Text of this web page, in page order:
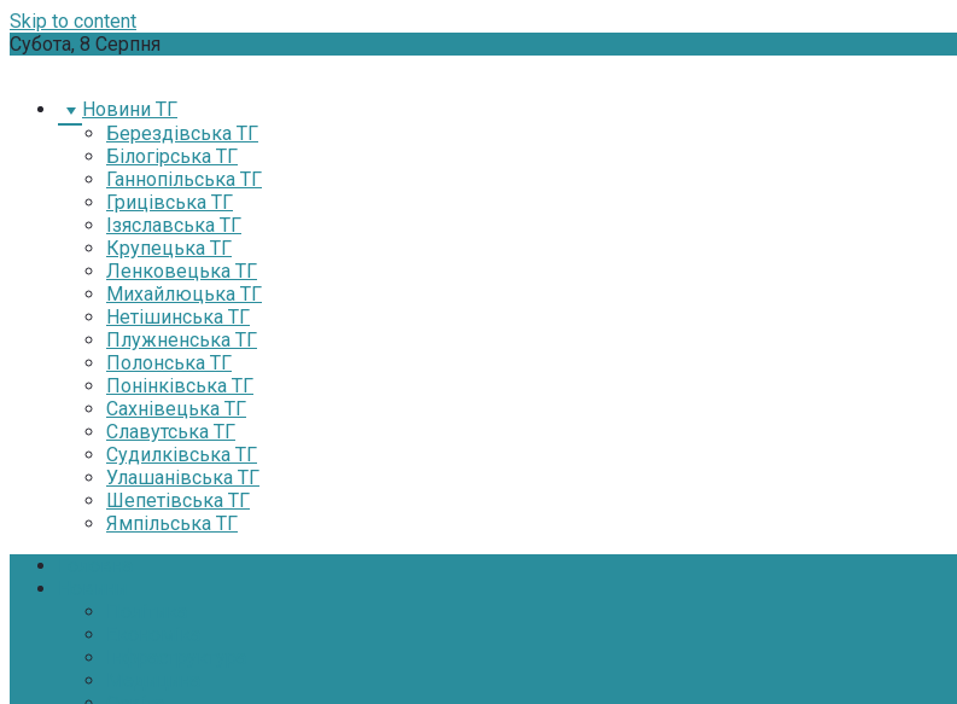
Skip to content
Субота, 8 Серпня
Новини ТГ
Берездівська ТГ
Білогірська ТГ
Ганнопільська ТГ
Грицівська ТГ
Ізяславська ТГ
Крупецька ТГ
Ленковецька ТГ
Михайлюцька ТГ
Нетішинська ТГ
Плужненська ТГ
Полонська ТГ
Понінківська ТГ
Сахнівецька ТГ
Славутська ТГ
Судилківська ТГ
Улашанівська ТГ
Шепетівська ТГ
Ямпільська ТГ